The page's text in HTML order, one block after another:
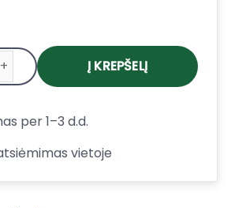
kiekis: Skalbiklis Chanteclair
Į KREPŠELĮ
per 1–3 d.d.
vietoje